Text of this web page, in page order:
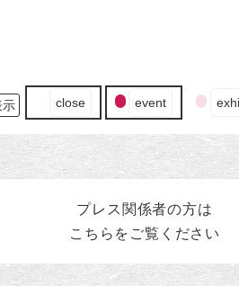
ン
ト
ー
close event
プレス関係者の方は
こちらをご覧ください